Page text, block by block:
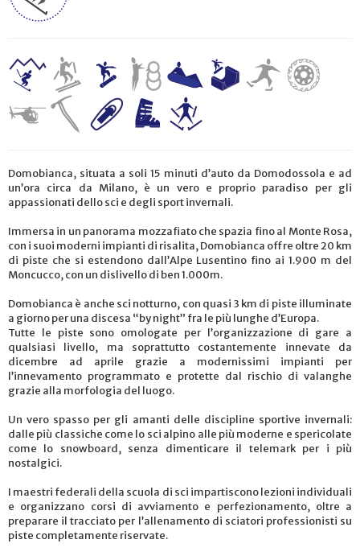
Domobianca, situata a soli 15 minuti d’auto da Domodossola e ad
un’ora circa da Milano, è un vero e proprio paradiso per gli
appassionati dello sci e degli sport invernali.
Immersa in un panorama mozzafiato che spazia fino al Monte Rosa,
con i suoi moderni impianti di risalita, Domobianca offre oltre 20 km
di piste che si estendono dall’Alpe Lusentino fino ai 1.900 m del
Moncucco, con un dislivello di ben 1.000m.
Domobianca è anche sci notturno, con quasi 3 km di piste illuminate
a giorno per una discesa “by night” fra le più lunghe d’Europa.
Tutte le piste sono omologate per l’organizzazione di gare a
qualsiasi livello, ma soprattutto costantemente innevate da
dicembre ad aprile grazie a modernissimi impianti per
l’innevamento programmato e protette dal rischio di valanghe
grazie alla morfologia del luogo.
Un vero spasso per gli amanti delle discipline sportive invernali:
dalle più classiche come lo sci alpino alle più moderne e spericolate
come lo snowboard, senza dimenticare il telemark per i più
nostalgici.
I maestri federali della scuola di sci impartiscono lezioni individuali
e organizzano corsi di avviamento e perfezionamento, oltre a
preparare il tracciato per l’allenamento di sciatori professionisti su
piste completamente riservate.